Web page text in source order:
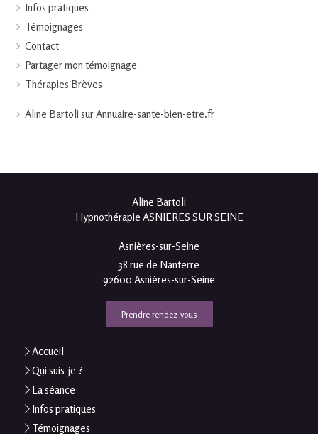
Infos pratiques
Témoignages
Contact
Partager mon témoignage
Thérapies Brèves
Aline Bartoli sur Annuaire-sante-bien-etre.fr
Aline Bartoli
Hypnothérapie ASNIERES SUR SEINE
Asnières-sur-Seine
38 rue de Nanterre
92600 Asnières-sur-Seine
Prendre rendez-vous
Accueil
Qui suis-je ?
La séance
Infos pratiques
Témoignages